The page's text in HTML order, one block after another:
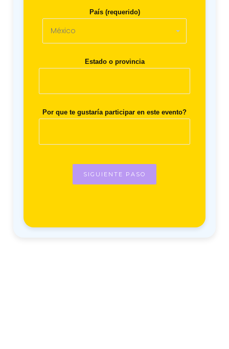
País (requerido)
Estado o provincia
Por que te gustaría participar en este evento?